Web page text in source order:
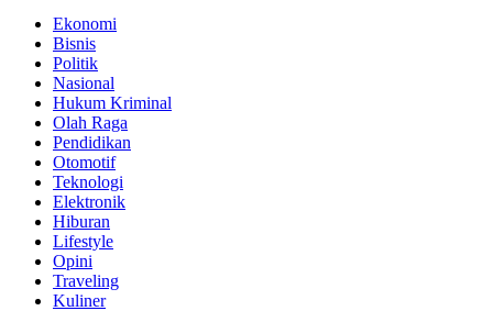
Ekonomi
Bisnis
Politik
Nasional
Hukum Kriminal
Olah Raga
Pendidikan
Otomotif
Teknologi
Elektronik
Hiburan
Lifestyle
Opini
Traveling
Kuliner